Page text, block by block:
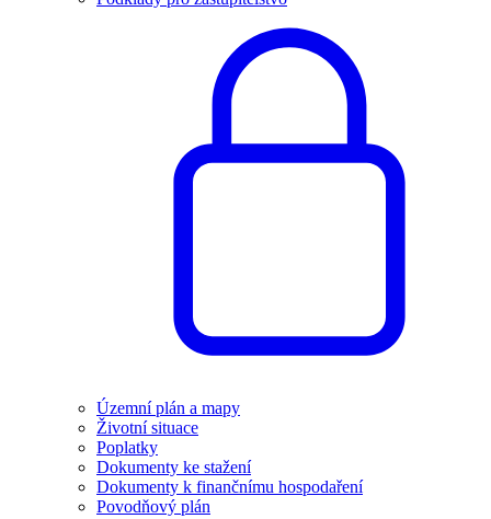
Územní plán a mapy
Životní situace
Poplatky
Dokumenty ke stažení
Dokumenty k finančnímu hospodaření
Povodňový plán